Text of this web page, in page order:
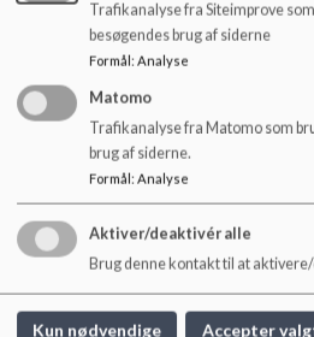
5. årgang
First Lego League, hvor vi
robotter og konkurrerer mod
Teaterforestilling / Musical til
Skoleskak
6. årgang
Projekt Edison hvor vi arbejder
fra ÅbenAalborg og Fonden for
Lejrskole til Skagen i august/
Rusmiddeluge i midt september i
Trafikanalyse fra Siteimprove
besøgendes brug af siderne
Formål : Analyse
Matomo
Trafikanalyse fra Matomo som
brug af siderne.
Formål: Analyse
Aktiver/deaktivér alle
Brug denne kontakt til at
Kun nødvendige Accepter